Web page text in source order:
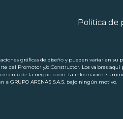
Politica de
gráficas de diseño y pueden variar en su
del Promotor y/o Constructor. Los valores
de la negociación. La información
GRUPO ARENAS S.A.S. bajo ningún motivo.